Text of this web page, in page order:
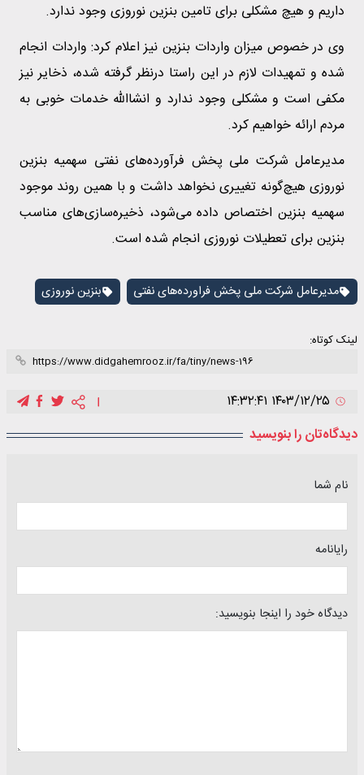
داریم و هیچ مشکلی برای تامین بنزین نوروزی وجود ندارد.
وی در خصوص میزان واردات بنزین نیز اعلام کرد: واردات انجام
شده و تمهیدات لازم در این راستا درنظر گرفته شده، ذخایر نیز
مکفی است و مشکلی وجود ندارد و انشاالله خدمات خوبی به
مردم ارائه خواهیم کرد.
مدیرعامل شرکت ملی پخش فرآورده‌های نفتی سهمیه‌ بنزین
نوروزی هیچ‌گونه تغییری نخواهد داشت و با همین روند موجود
سهمیه بنزین اختصاص داده می‌شود، ذخیره‌سازی‌های مناسب
بنزین برای تعطیلات نوروزی انجام شده است.
مدیرعامل شرکت ملی پخش فراورده‌های نفتی بنزین نوروزی
لینک کوتاه:
دیدگاه‌تان را بنویسید
نام شما
رایانامه
دیدگاه خود را اینجا بنویسید: